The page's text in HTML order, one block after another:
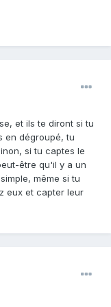
et ils te diront si tu
en dégroupé, tu
si tu captes le
être qu'il y a un
même si tu
eux et capter leur